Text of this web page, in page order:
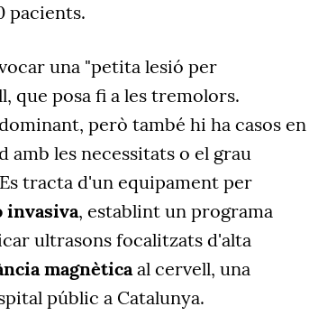
pacients.
una "petita lesió per
que posa fi a les tremolors.
però també hi ha casos en
amb les necessitats o el grau
tracta d'un equipament per
invasiva, establint un programa
ultrasons focalitzats d'alta
magnèticaal cervell, una
públic a Catalunya.